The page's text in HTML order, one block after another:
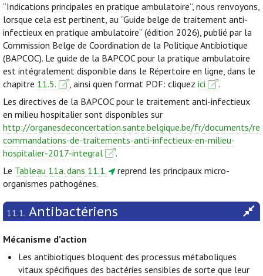
“Indications principales en pratique ambulatoire”, nous renvoyons,
lorsque cela est pertinent, au “Guide belge de traitement anti-
infectieux en pratique ambulatoire” (édition 2026), publié par la
Commission Belge de Coordination de la Politique Antibiotique
(BAPCOC). Le guide de la BAPCOC pour la pratique ambulatoire
est intégralement disponible dans le Répertoire en ligne, dans le
chapitre 11.5. , ainsi qu’en format PDF: cliquez ici
.
Les directives de la BAPCOC pour le traitement anti-infectieux
en milieu hospitalier sont disponibles sur
http://organesdeconcertation.sante.belgique.be/fr/documents/re
commandations-de-traitements-anti-infectieux-en-milieu-
hospitalier-2017-integral
.
Le Tableau 11a. dans 11.1.
reprend les principaux micro-
organismes pathogènes.
11.1. Antibactériens
Mécanisme d’action
Les antibiotiques bloquent des processus métaboliques
vitaux spécifiques des bactéries sensibles de sorte que leur